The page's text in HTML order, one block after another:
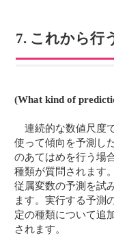
7. これから行
(What kind of
連続的な数値尺度
使って傾向を予測し
のあてはめを行う場
種類が質問されます
従属変数の予測を試
ます。実行する予測
定の種類について追
されます。